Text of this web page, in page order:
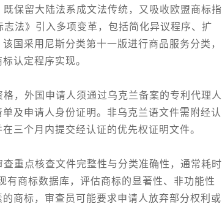
留大陆法系成文法传统，又吸收欧盟商标指
法》引入多项变革，包括简化异议程序、扩
国采用尼斯分类第十一版进行商品服务分类，
认定程序实现。
外国申请人须通过乌克兰备案的专利代理人
及申请人身份证明。非乌克兰语文件需附经认
三个月内提交经认证的优先权证明文件。
点核查文件完整性与分类准确性，通常耗时
有商标数据库，评估商标的显著性、非功能性
商标，审查员可能要求申请人放弃部分权利或